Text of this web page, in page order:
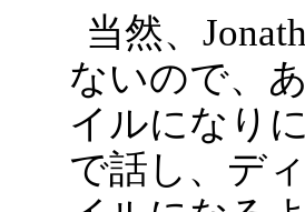
当然、
ないので、
イルになり
で話し、デ